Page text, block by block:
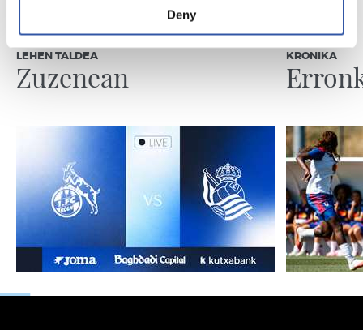
Deny
2026/08/08
LEHEN TALDEA
Zuzenean
2026/08/08
KRONIKA